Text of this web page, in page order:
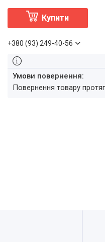
Купити
+380 (93) 249-40-56
повернення товару